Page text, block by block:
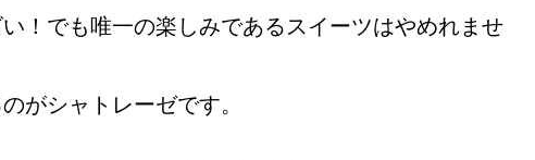
！でも唯一の楽しみであるスイーツはやめれませ
がシャトレーゼです。